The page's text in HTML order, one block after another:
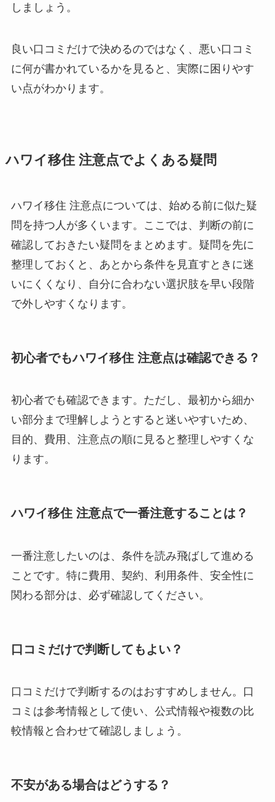
しましょう。
良い口コミだけで決めるのではなく、悪い口コミ
に何が書かれているかを見ると、実際に困りやす
い点がわかります。
ハワイ移住 注意点でよくある疑問
ハワイ移住 注意点については、始める前に似た疑
問を持つ人が多くいます。ここでは、判断の前に
確認しておきたい疑問をまとめます。疑問を先に
整理しておくと、あとから条件を見直すときに迷
いにくくなり、自分に合わない選択肢を早い段階
で外しやすくなります。
初心者でもハワイ移住 注意点は確認できる？
初心者でも確認できます。ただし、最初から細か
い部分まで理解しようとすると迷いやすいため、
目的、費用、注意点の順に見ると整理しやすくな
ります。
ハワイ移住 注意点で一番注意することは？
一番注意したいのは、条件を読み飛ばして進める
ことです。特に費用、契約、利用条件、安全性に
関わる部分は、必ず確認してください。
口コミだけで判断してもよい？
口コミだけで判断するのはおすすめしません。口
コミは参考情報として使い、公式情報や複数の比
較情報と合わせて確認しましょう。
不安がある場合はどうする？